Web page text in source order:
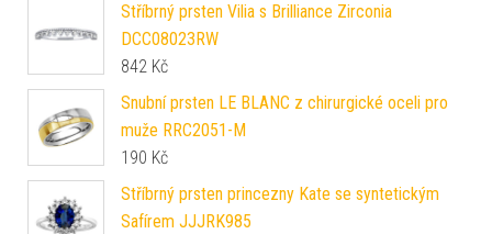
Stříbrný prsten Vilia s Brilliance Zirconia
DCC08023RW
842 Kč
Snubní prsten LE BLANC z chirurgické oceli pro
muže RRC2051-M
190 Kč
Stříbrný prsten princezny Kate se syntetickým
Safírem JJJRK985